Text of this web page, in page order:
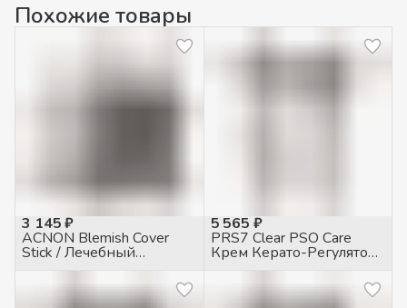
Похожие товары
3 145 ₽
ACNON Blemish Cover
Stick / Лечебный
карандаш для жирной и
проблемной кожи, 5гр
5 565 ₽
PRS7 Clear PSO Care
Крем Керато-Регулятор
при псориазе, 50мл